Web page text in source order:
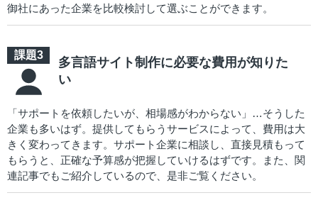
御社にあった企業を比較検討して選ぶことができます。
多言語サイト制作に必要な費用が知りた
い
「サポートを依頼したいが、相場感がわからない」…そうした
企業も多いはず。提供してもらうサービスによって、費用は大
きく変わってきます。サポート企業に相談し、直接見積もって
もらうと、正確な予算感が把握していけるはずです。また、関
連記事でもご紹介しているので、是非ご覧ください。